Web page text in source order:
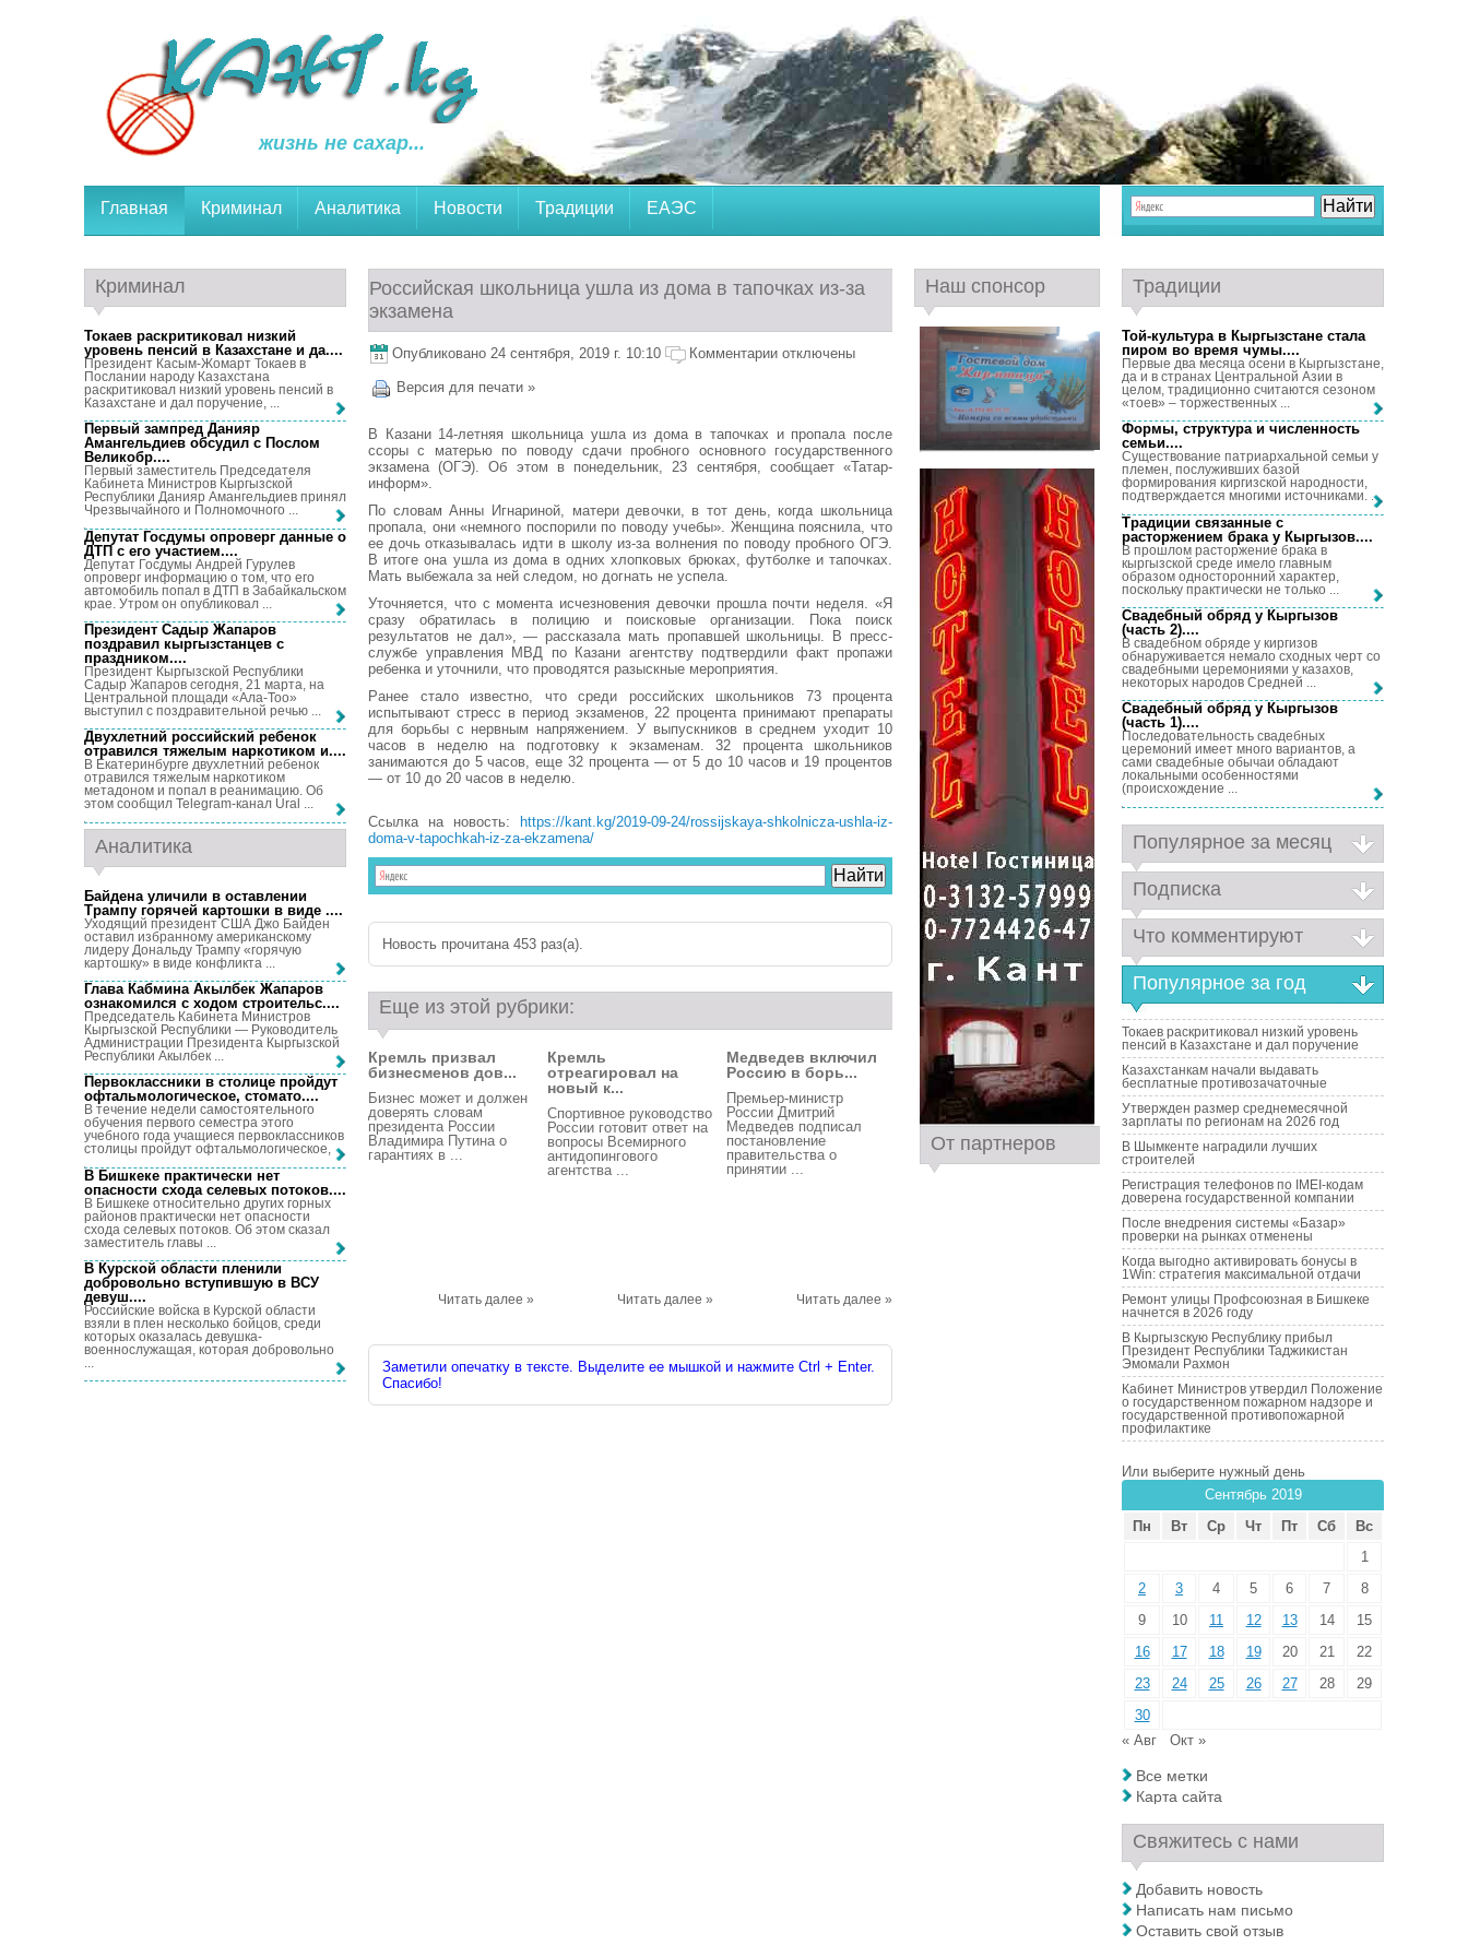
жизнь не сахар...
Главная Криминал Аналитика Новости Традиции ЕАЭС
Российская школьница ушла из дома в тапочках из-за
экзамена
Опубликовано 24 сентября, 2019 г. 10:10 Комментарии отключены
Версия для печати »
В Казани 14-летняя школьница ушла из дома в тапочках и пропала после
ссоры с матерью по поводу сдачи пробного основного государственного
экзамена (ОГЭ). Об этом в понедельник, 23 сентября, сообщает «Татар-
информ».
По словам Анны Игнариной, матери девочки, в тот день, когда школьница
пропала, они «немного поспорили по поводу учебы». Женщина пояснила, что
ее дочь отказывалась идти в школу из-за волнения по поводу пробного ОГЭ.
В итоге она ушла из дома в одних хлопковых брюках, футболке и тапочках.
Мать выбежала за ней следом, но догнать не успела.
Уточняется, что с момента исчезновения девочки прошла почти неделя. «Я
сразу обратилась в полицию и поисковые организации. Пока поиск
результатов не дал», — рассказала мать пропавшей школьницы. В пресс-
службе управления МВД по Казани агентству подтвердили факт пропажи
ребенка и уточнили, что проводятся разыскные мероприятия.
Ранее стало известно, что среди российских школьников 73 процента
испытывают стресс в период экзаменов, 22 процента принимают препараты
для борьбы с нервным напряжением. У выпускников в среднем уходит 10
часов в неделю на подготовку к экзаменам. 32 процента школьников
занимаются до 5 часов, еще 32 процента — от 5 до 10 часов и 19 процентов
— от 10 до 20 часов в неделю.
Ссылка на новость:
https://kant.kg/2019-09-24/rossijskaya-shkolnicza-ushla-iz-
doma-v-tapochkah-iz-za-ekzamena/
Новость прочитана 453 раз(a).
Еще из этой рубрики:
Кремль призвал
бизнесменов дов...
Бизнес может и должен
доверять словам
президента России
Владимира Путина о
гарантиях в ...
Читать далее »
Кремль
отреагировал на
новый к...
Спортивное руководство
России готовит ответ на
вопросы Всемирного
антидопингового
агентства ...
Читать далее »
Медведев включил
Россию в борь...
Премьер-министр
России Дмитрий
Медведев подписал
постановление
правительства о
принятии ...
Читать далее »
Заметили опечатку в тексте. Выделите ее мышкой и нажмите Ctrl + Enter.
Спасибо!
Криминал
Токаев раскритиковал низкий
уровень пенсий в Казахстане и да....
Президент Касым-Жомарт Токаев в
Послании народу Казахстана
раскритиковал низкий уровень пенсий в
Казахстане и дал поручение, ...
Первый зампред Данияр
Амангельдиев обсудил с Послом
Великобр....
Первый заместитель Председателя
Кабинета Министров Кыргызской
Республики Данияр Амангельдиев принял
Чрезвычайного и Полномочного ...
Депутат Госдумы опроверг данные о
ДТП с его участием....
Депутат Госдумы Андрей Гурулев
опроверг информацию о том, что его
автомобиль попал в ДТП в Забайкальском
крае. Утром он опубликовал ...
Президент Садыр Жапаров
поздравил кыргызстанцев с
праздником....
Президент Кыргызской Республики
Садыр Жапаров сегодня, 21 марта, на
Центральной площади «Ала-Тоо»
выступил с поздравительной речью ...
Двухлетний российский ребенок
отравился тяжелым наркотиком и....
В Екатеринбурге двухлетний ребенок
отравился тяжелым наркотиком
метадоном и попал в реанимацию. Об
этом сообщил Telegram-канал Ural ...
Аналитика
Байдена уличили в оставлении
Трампу горячей картошки в виде ....
Уходящий президент США Джо Байден
оставил избранному американскому
лидеру Дональду Трампу «горячую
картошку» в виде конфликта ...
Глава Кабмина Акылбек Жапаров
ознакомился с ходом строительс....
Председатель Кабинета Министров
Кыргызской Республики — Руководитель
Администрации Президента Кыргызской
Республики Акылбек ...
Первоклассники в столице пройдут
офтальмологическое, стомато....
В течение недели самостоятельного
обучения первого семестра этого
учебного года учащиеся первоклассников
столицы пройдут офтальмологическое, ...
В Бишкеке практически нет
опасности схода селевых потоков....
В Бишкеке относительно других горных
районов практически нет опасности
схода селевых потоков. Об этом сказал
заместитель главы ...
В Курской области пленили
добровольно вступившую в ВСУ
девуш....
Российские войска в Курской области
взяли в плен несколько бойцов, среди
которых оказалась девушка-
военнослужащая, которая добровольно
...
Наш спонсор
От партнеров
Традиции
Той-культура в Кыргызстане стала
пиром во время чумы....
Первые два месяца осени в Кыргызстане,
да и в странах Центральной Азии в
целом, традиционно считаются сезоном
«тоев» – торжественных ...
Формы, структура и численность
семьи....
Существование патриархальной семьи у
племен, послуживших базой
формирования киргизской народности,
подтверждается многими источниками. ...
Традиции связанные с
расторжением брака у Кыргызов....
В прошлом расторжение брака в
кыргызской среде имело главным
образом односторонний характер,
поскольку практически не только ...
Свадебный обряд у Кыргызов
(часть 2)....
В свадебном обряде у киргизов
обнаруживается немало сходных черт со
свадебными церемониями у казахов,
некоторых народов Средней ...
Свадебный обряд у Кыргызов
(часть 1)....
Последовательность свадебных
церемоний имеет много вариантов, а
сами свадебные обычаи обладают
локальными особенностями
(происхождение ...
Популярное за месяц
Подписка
Что комментируют
Популярное за год
Токаев раскритиковал низкий уровень
пенсий в Казахстане и дал поручение
Казахстанкам начали выдавать
бесплатные противозачаточные
Утвержден размер среднемесячной
зарплаты по регионам на 2026 год
В Шымкенте наградили лучших
строителей
Регистрация телефонов по IMEI-кодам
доверена государственной компании
После внедрения системы «Базар»
проверки на рынках отменены
Когда выгодно активировать бонусы в
1Win: стратегия максимальной отдачи
Ремонт улицы Профсоюзная в Бишкеке
начнется в 2026 году
В Кыргызскую Республику прибыл
Президент Республики Таджикистан
Эмомали Рахмон
Кабинет Министров утвердил Положение
о государственном пожарном надзоре и
государственной противопожарной
профилактике
Или выберите нужный день
Сентябрь 2019
Пн
Вт Ср Чт Пт Сб
Вс
1
2
3 4 5 6 7
8
9
10 11 12 13 14
15
16
17 18 19 20 21
22
23
24 25 26 27 28
29
30
« Авг
Окт »
Все метки
Карта сайта
Свяжитесь с нами
Добавить новость
Написать нам письмо
Оставить свой отзыв